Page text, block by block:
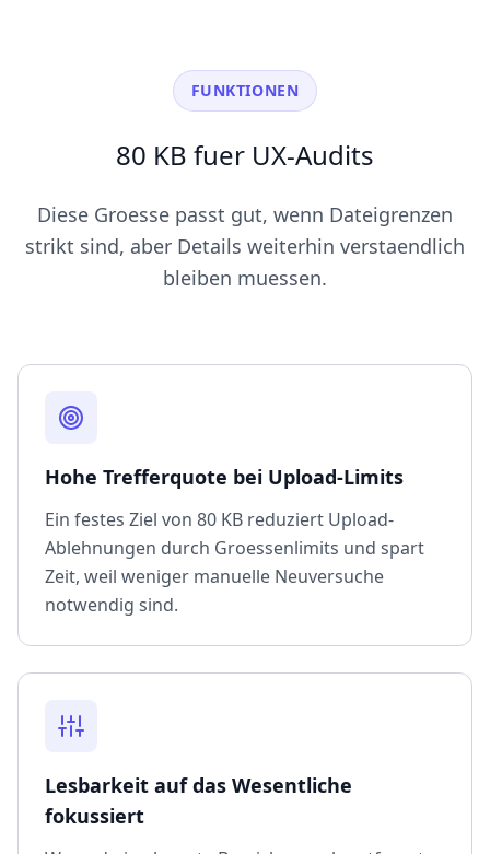
FUNKTIONEN
80 KB fuer UX-Audits
Diese Groesse passt gut, wenn Dateigrenzen
strikt sind, aber Details weiterhin verstaendlich
bleiben muessen.
Hohe Trefferquote bei Upload-Limits
Ein festes Ziel von 80 KB reduziert Upload-
Ablehnungen durch Groessenlimits und spart
Zeit, weil weniger manuelle Neuversuche
notwendig sind.
Lesbarkeit auf das Wesentliche
fokussiert